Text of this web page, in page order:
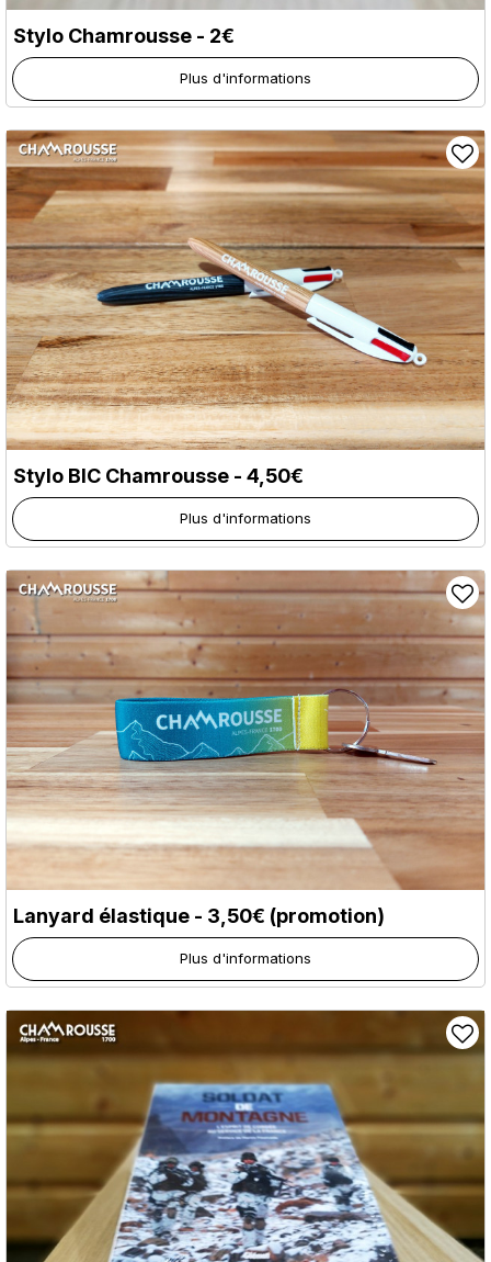
Stylo Chamrousse - 2€
Plus d'informations
Stylo BIC Chamrousse - 4,50€
Plus d'informations
Lanyard élastique - 3,50€ (promotion)
Plus d'informations